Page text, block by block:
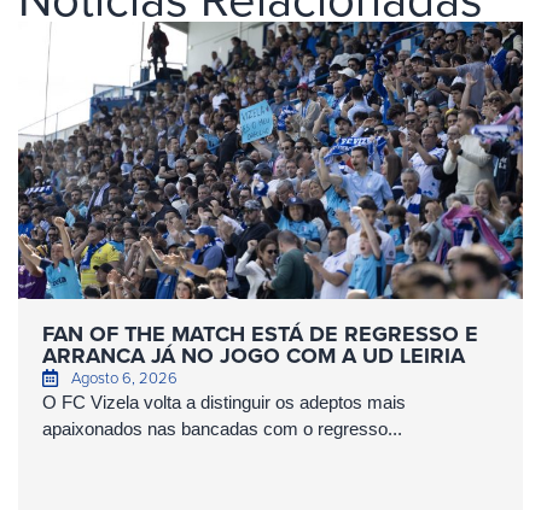
FAN OF THE MATCH ESTÁ DE REGRESSO E
ARRANCA JÁ NO JOGO COM A UD LEIRIA
Agosto 6, 2026
O FC Vizela volta a distinguir os adeptos mais
apaixonados nas bancadas com o regresso...